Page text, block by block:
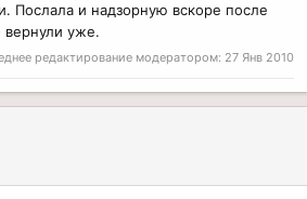
Послала и надзорную вскоре после
вернули уже.
редактирование модератором: 27 Янв 2010